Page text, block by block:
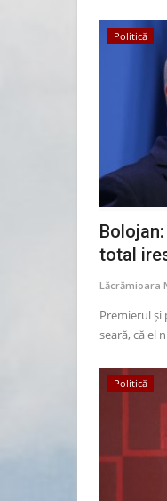
Politică
total
Lăcrămioara
Premierul și
seară, că el
Politică